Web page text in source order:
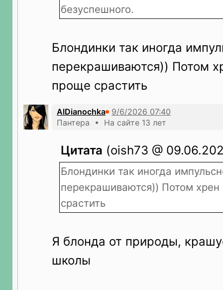
безуспешного.
Блондинки так иногда
перекрашиваются)) Потом
проще срастить
AlDianochka
Пантера • На сайте 13 лет
Цитата (oish73 @
Блондинки так иногда
перекрашиваются)) Потом
срастить
Я блонда от природы,
школы